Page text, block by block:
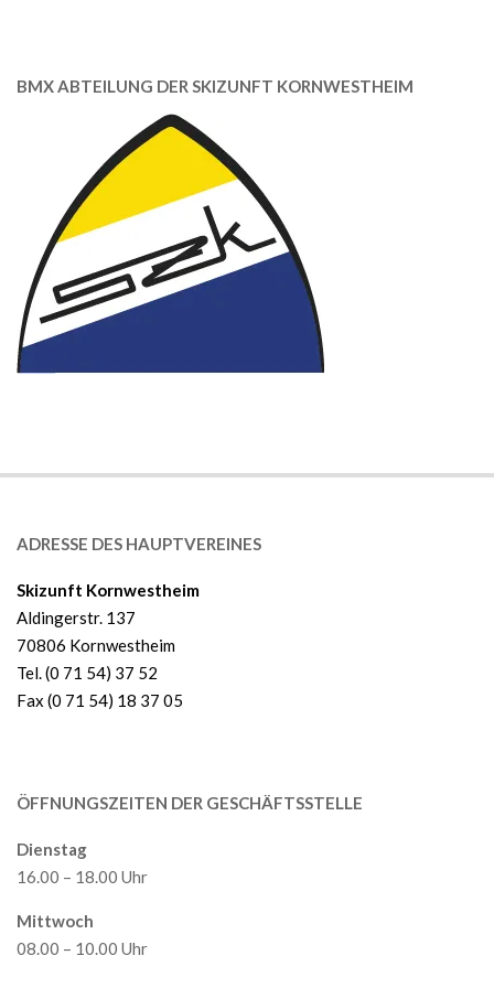
BMX ABTEILUNG DER SKIZUNFT KORNWESTHEIM
ADRESSE DES HAUPTVEREINES
Skizunft Kornwestheim
Aldingerstr. 137
70806 Kornwestheim
Tel. (0 71 54) 37 52
Fax (0 71 54) 18 37 05
ÖFFNUNGSZEITEN DER GESCHÄFTSSTELLE
Dienstag
16.00 – 18.00 Uhr
Mittwoch
08.00 – 10.00 Uhr